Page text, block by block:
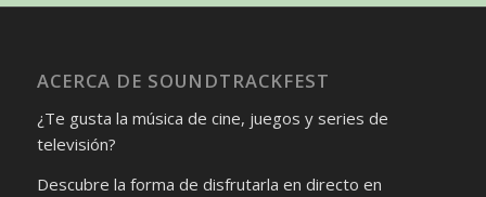
ACERCA DE SOUNDTRACKFEST
¿Te gusta la música de cine, juegos y series de
televisión?
Descubre la forma de disfrutarla en directo en